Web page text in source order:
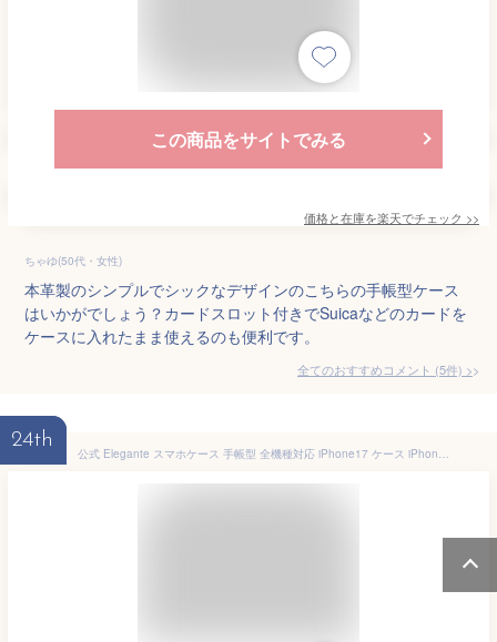
この商品をサイトでみる
価格と在庫を楽天でチェック >>
ちゃゆ(50代・女性)
本革製のシンプルでシックなデザインのこちらの手帳型ケース
はいかがでしょう？カードスロット付きでSuicaなどのカードを
ケースに入れたまま使えるのも便利です。
全てのおすすめコメント (5件) >
24th
公式 Elegante スマホケース 手帳型 全機種対応 iPhone17 ケース iPhone air 16e 16 plus pro max iPhone15 14 13 iPhone se ケース 手帳型 google pixel 10 pro xl 9a xperia 10 vii 1 vi galaxy a25 a36 5g AQUOS wish5 sense9 R10 携帯ケース